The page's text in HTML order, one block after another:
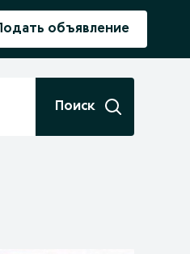
Подать объявление
Поиск